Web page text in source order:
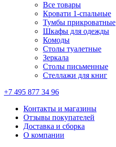
Все товары
Кровати 1-спальные
Тумбы прикроватные
Шкафы для одежды
Комоды
Столы туалетные
Зеркала
Столы письменные
Стеллажи для книг
+7 495 877 34 96
Контакты и магазины
Отзывы покупателей
Доставка и сборка
О компании